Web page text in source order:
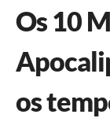
Os 10
os